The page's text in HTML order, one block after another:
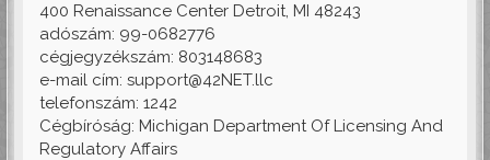
400 Renaissance Center Detroit, MI 48243
adószám: 99-0682776
cégjegyzékszám: 803148683
e-mail cím: support@42NET.llc
telefonszám: 1242
Cégbíróság: Michigan Department Of Licensing And
Regulatory Affairs